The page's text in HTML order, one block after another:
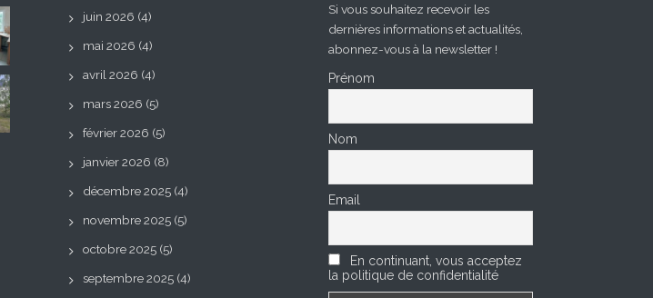
juin 2026 (4)
mai 2026 (4)
avril 2026 (4)
mars 2026 (5)
février 2026 (5)
janvier 2026 (8)
décembre 2025 (4)
novembre 2025 (5)
octobre 2025 (5)
septembre 2025 (4)
Si vous souhaitez recevoir les
dernières informations et actualités,
abonnez-vous à la newsletter !
Prénom
Nom
Email
En continuant, vous acceptez
la politique de confidentialité